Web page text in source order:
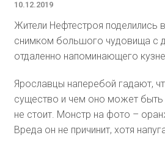
10.12.2019
Жители Нефтестроя поделились
снимком большого чудовища с
отдаленно напоминающего
Ярославцы наперебой гадают,
существо и чем оно может
не стоит. Монстр на фото –
Вреда он не причинит, хотя